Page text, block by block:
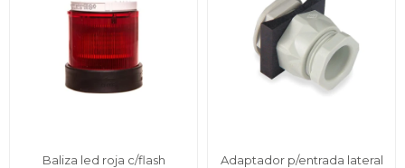
Baliza led roja c/flash
Adaptador p/entrada lateral